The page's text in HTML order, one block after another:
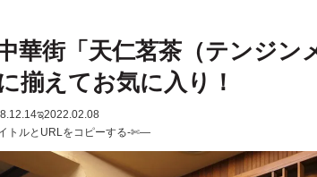
華街「天仁茗茶（テンジン
揃えてお気に入り！
ಇ2022.02.08
トルとURLをコピーする-✄—